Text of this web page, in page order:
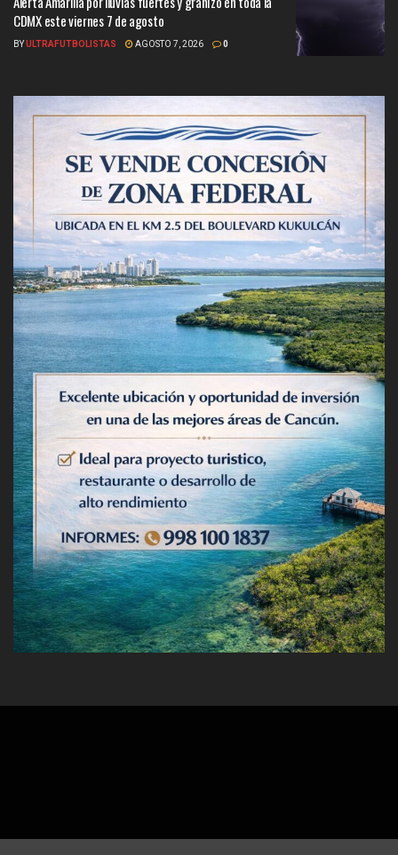
CDMX este viernes 7 de agosto
BYULTRAFUTBOLISTAS AGOSTO 7, 2026 0